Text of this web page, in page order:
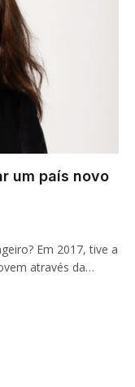
um país novo
Em 2017, tive a
através da…